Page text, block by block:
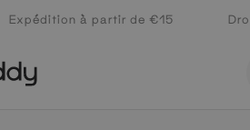
Expédition à partir de €15
Studio